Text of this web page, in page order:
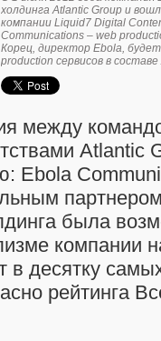
холдинга Atlantic Group и
компании Liquid7 Digital
Communications – web
Корец, директор Ebola,
production сервисов в составе
между
Atlantic
Ebola
была
компании
в десятку
рейтинга